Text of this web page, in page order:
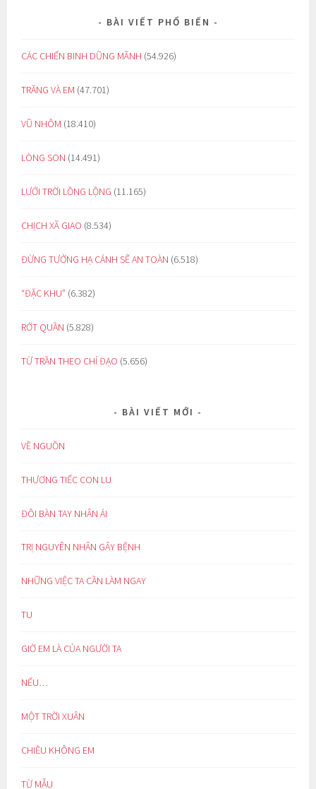
BÀI VIẾT PHỔ BIẾN
CÁC CHIẾN BINH DŨNG MÃNH (54.926)
TRĂNG VÀ EM (47.701)
VŨ NHÔM (18.410)
LÒNG SON (14.491)
LƯỚI TRỜI LỒNG LỘNG (11.165)
CHỊCH XÃ GIAO (8.534)
ĐỪNG TƯỞNG HẠ CÁNH SẼ AN TOÀN (6.518)
“ĐẶC KHU” (6.382)
RỚT QUẦN (5.828)
TỪ TRẦN THEO CHỈ ĐẠO (5.656)
BÀI VIẾT MỚI
VỀ NGUỒN
THƯƠNG TIẾC CON LU
ĐÔI BÀN TAY NHÂN ÁI
TRỊ NGUYÊN NHÂN GÂY BỆNH
NHỮNG VIỆC TA CẦN LÀM NGAY
TU
GIỜ EM LÀ CỦA NGƯỜI TA
NẾU…
MỘT TRỜI XUÂN
CHIỀU KHÔNG EM
TỪ MẪU